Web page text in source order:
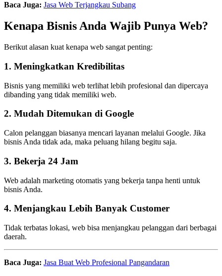
Baca Juga: Jasa Web Terjangkau Subang
Kenapa Bisnis Anda Wajib Punya Web?
Berikut alasan kuat kenapa web sangat penting:
1. Meningkatkan Kredibilitas
Bisnis yang memiliki web terlihat lebih profesional dan dipercaya
dibanding yang tidak memiliki web.
2. Mudah Ditemukan di Google
Calon pelanggan biasanya mencari layanan melalui Google. Jika
bisnis Anda tidak ada, maka peluang hilang begitu saja.
3. Bekerja 24 Jam
Web adalah marketing otomatis yang bekerja tanpa henti untuk
bisnis Anda.
4. Menjangkau Lebih Banyak Customer
Tidak terbatas lokasi, web bisa menjangkau pelanggan dari berbagai
daerah.
Baca Juga: Jasa Buat Web Profesional Pangandaran